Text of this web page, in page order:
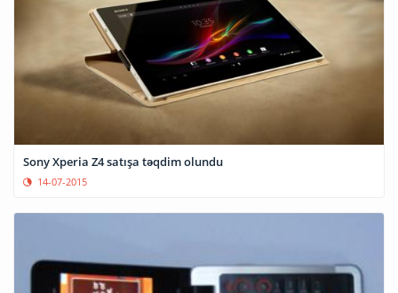
Sony Xperia Z4 satışa təqdim olundu
14-07-2015